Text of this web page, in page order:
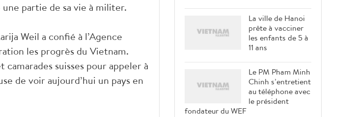
partie de sa vie à militer.
Weil a confié à l’Agence
les progrès du Vietnam.
suisses pour appeler à
de voir aujourd’hui un pays en
La ville de Hanoi
prête à vacciner
les enfants de 5 à
11 ans
Le PM Pham Minh
Chinh s’entretient
au téléphone avec
le président
fondateur du WEF